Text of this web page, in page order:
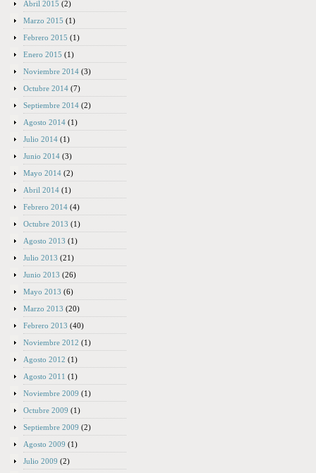
Abril 2015 (2)
Marzo 2015 (1)
Febrero 2015 (1)
Enero 2015 (1)
Noviembre 2014 (3)
Octubre 2014 (7)
Septiembre 2014 (2)
Agosto 2014 (1)
Julio 2014 (1)
Junio 2014 (3)
Mayo 2014 (2)
Abril 2014 (1)
Febrero 2014 (4)
Octubre 2013 (1)
Agosto 2013 (1)
Julio 2013 (21)
Junio 2013 (26)
Mayo 2013 (6)
Marzo 2013 (20)
Febrero 2013 (40)
Noviembre 2012 (1)
Agosto 2012 (1)
Agosto 2011 (1)
Noviembre 2009 (1)
Octubre 2009 (1)
Septiembre 2009 (2)
Agosto 2009 (1)
Julio 2009 (2)